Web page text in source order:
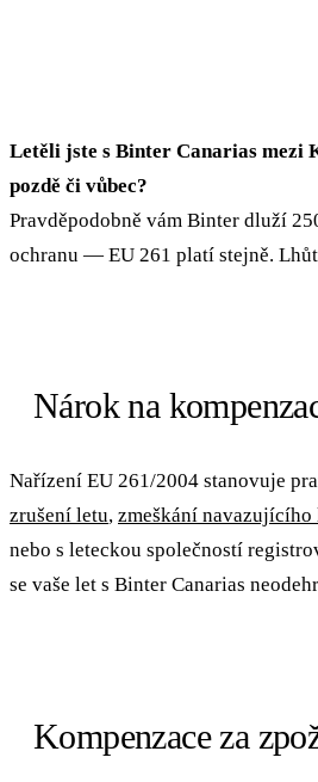
Letěli jste s Binter Canarias mezi
pozdě či vůbec?
Pravděpodobně vám Binter dluží
ochranu — EU 261 platí stejně.
Nárok na
Nařízení EU 261/2004 stanovuje
zrušení letu, zmeškání navazujícího
nebo s leteckou společností
se vaše let s Binter Canarias
Kompenzace za